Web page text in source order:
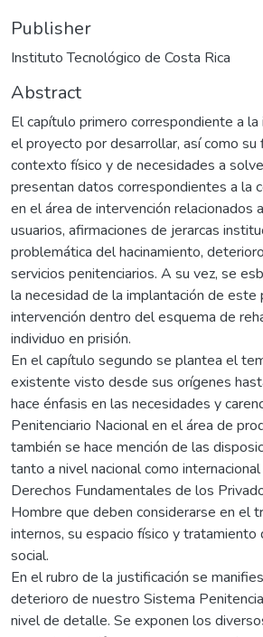
Publisher
Instituto Tecnológico de Costa Rica
Abstract
El capítulo primero correspondiente a la
el proyecto por desarrollar, así como
contexto físico y de necesidades a
presentan datos correspondientes a la
en el área de intervención relacionados
usuarios, afirmaciones de jerarcas
problemática del hacinamiento,
servicios penitenciarios. A su vez, se
la necesidad de la implantación de este
intervención dentro del esquema de
individuo en prisión.
En el capítulo segundo se plantea el
existente visto desde sus orígenes
hace énfasis en las necesidades y
Penitenciario Nacional en el área de
también se hace mención de las
tanto a nivel nacional como
Derechos Fundamentales de los
Hombre que deben considerarse en el
internos, su espacio físico y tratamiento
social.
En el rubro de la justificación se
deterioro de nuestro Sistema
nivel de detalle. Se exponen los